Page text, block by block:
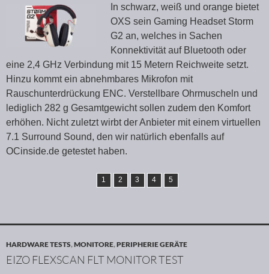
In schwarz, weiß und orange bietet
OXS sein Gaming Headset Storm
G2 an, welches in Sachen
Konnektivität auf Bluetooth oder
eine 2,4 GHz Verbindung mit 15 Metern Reichweite setzt.
Hinzu kommt ein abnehmbares Mikrofon mit
Rauschunterdrückung ENC. Verstellbare Ohrmuscheln und
lediglich 282 g Gesamtgewicht sollen zudem den Komfort
erhöhen. Nicht zuletzt wirbt der Anbieter mit einem virtuellen
7.1 Surround Sound, den wir natürlich ebenfalls auf
OCinside.de getestet haben.
1 2 3 4 5
HARDWARE TESTS,MONITORE,PERIPHERIE GERÄTE
EIZO FLEXSCAN FLT MONITOR TEST